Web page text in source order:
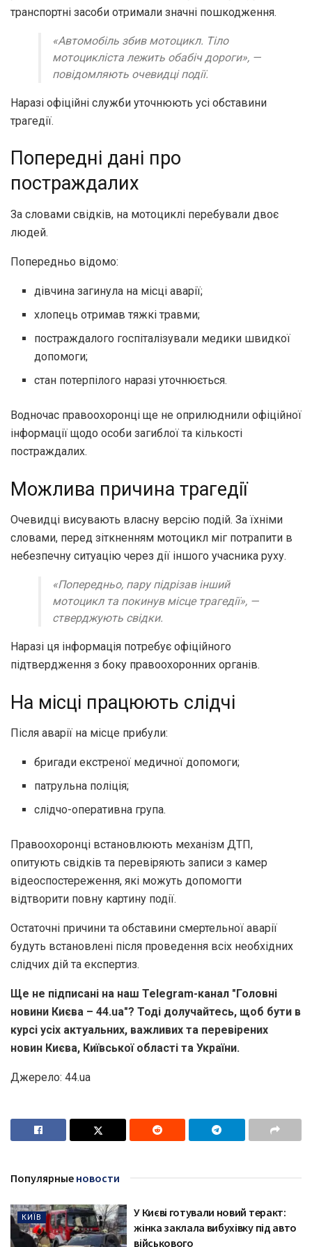
транспортні засоби отримали значні пошкодження.
«Автомобіль збив мотоцикл. Тіло
мотоцикліста лежить обабіч дороги», —
повідомляють очевидці події.
Наразі офіційні служби уточнюють усі обставини
трагедії.
Попередні дані про
постраждалих
За словами свідків, на мотоциклі перебували двоє
людей.
Попередньо відомо:
дівчина загинула на місці аварії;
хлопець отримав тяжкі травми;
постраждалого госпіталізували медики швидкої
допомоги;
стан потерпілого наразі уточнюється.
Водночас правоохоронці ще не оприлюднили офіційної
інформації щодо особи загиблої та кількості
постраждалих.
Можлива причина трагедії
Очевидці висувають власну версію подій. За їхніми
словами, перед зіткненням мотоцикл міг потрапити в
небезпечну ситуацію через дії іншого учасника руху.
«Попередньо, пару підрізав інший
мотоцикл та покинув місце трагедії», —
стверджують свідки.
Наразі ця інформація потребує офіційного
підтвердження з боку правоохоронних органів.
На місці працюють слідчі
Після аварії на місце прибули:
бригади екстреної медичної допомоги;
патрульна поліція;
слідчо-оперативна група.
Правоохоронці встановлюють механізм ДТП,
опитують свідків та перевіряють записи з камер
відеоспостереження, які можуть допомогти
відтворити повну картину події.
Остаточні причини та обставини смертельної аварії
будуть встановлені після проведення всіх необхідних
слідчих дій та експертиз.
Ще не підписані на наш Telegram-канал "Головні
новини Києва – 44.ua"? Тоді долучайтесь, щоб бути в
курсі усіх актуальних, важливих та перевірених
новин Києва, Київської області та України.
Джерело: 44.ua
Популярные новости
КИЇВ
У Києві готували новий теракт:
жінка заклала вибухівку під авто
військового